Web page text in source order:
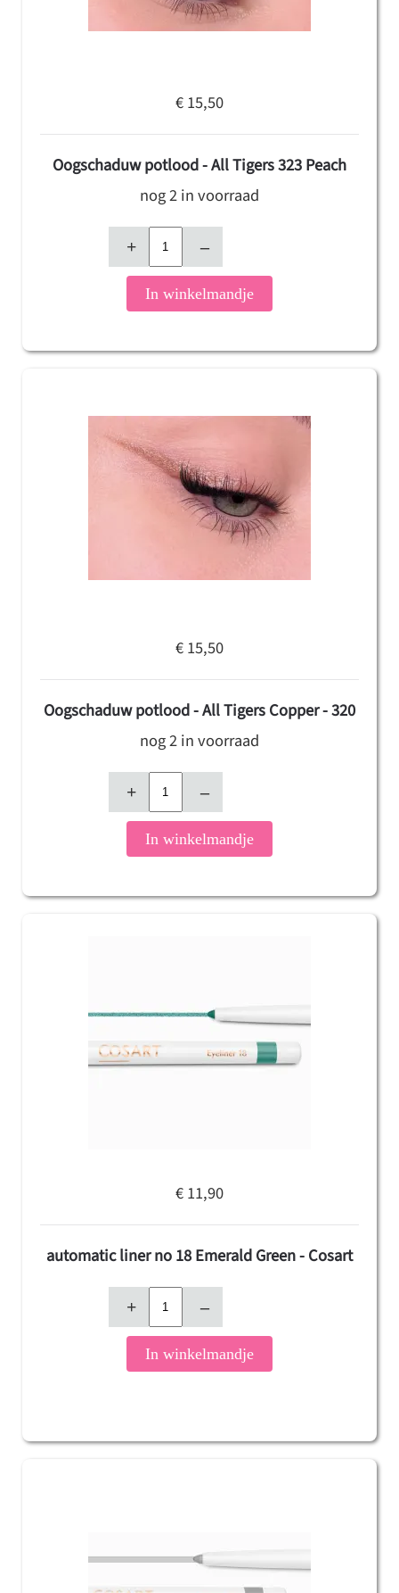
€ 15,50
Oogschaduw potlood - All Tigers 323 Peach
nog 2 in voorraad
+ –
In winkelmandje
€ 15,50
Oogschaduw potlood - All Tigers Copper - 320
nog 2 in voorraad
+ –
In winkelmandje
€ 11,90
automatic liner no 18 Emerald Green - Cosart
+ –
In winkelmandje